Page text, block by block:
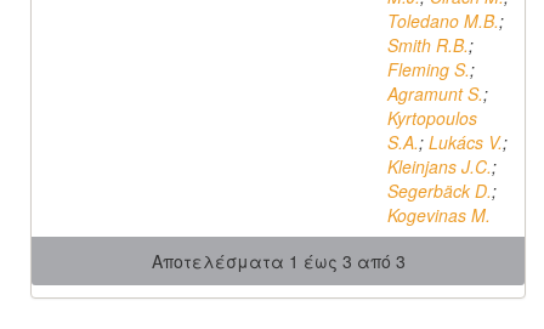
Toledano M.B.;
Smith R.B.;
Fleming S.;
Agramunt S.;
Kyrtopoulos
S.A.; Lukács V.;
Kleinjans J.C.;
Segerbäck D.;
Kogevinas M.
Αποτελέσματα 1 έως 3 από 3